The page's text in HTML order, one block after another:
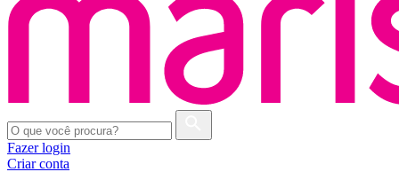
Fazer login
Criar conta